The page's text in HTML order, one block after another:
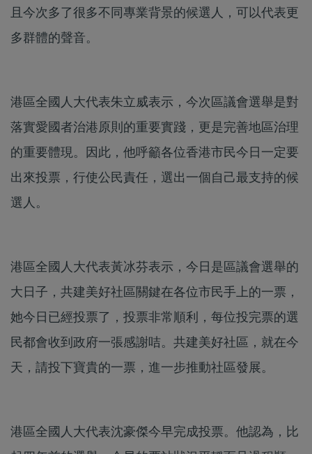
且今次多了很多不同專業背景的候選人，可以代表更
多群體的聲音。
港區全國人大代表朱立威表示，今次區議會選舉是對
落實愛國者治港原則的重要實踐，更是完善地區治理
的重要體現。因此，他呼籲各位香港市民今日一定要
出來投票，行使公民責任，選出一個自己最支持的候
選人。
港區全國人大代表黃冰芬表示，今日是區議會選舉的
大日子，共建美好社區關鍵在各位市民手上的一票，
她今日已經投票了，投票非常順利，每位投完票的選
民都會收到政府一張感謝咭。共建美好社區，就在今
天，請投下寶貴的一票，進一步推動社區發展。
港區全國人大代表沈豪傑今早完成投票。他認為，比